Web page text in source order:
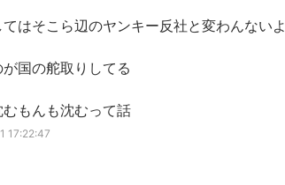
てはそこら辺のヤンキー反社と変わんないよ
国の舵取りしてる
むもんも沈むって話
17:22:47